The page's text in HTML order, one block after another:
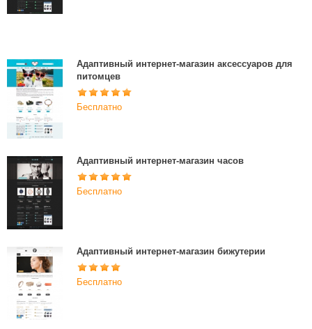
Адаптивный интернет-магазин аксессуаров для
питомцев
Бесплатно
Адаптивный интернет-магазин часов
Бесплатно
Адаптивный интернет-магазин бижутерии
Бесплатно